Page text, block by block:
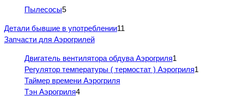
Пылесосы5
Детали бывшие в употреблении11
Запчасти для Аэрогрилей
Двигатель вентилятора обдува Аэрогриля1
Регулятор температуры ( термостат ) Аэрогриля1
Таймер времени Аэрогриля
Тэн Аэрогриля4